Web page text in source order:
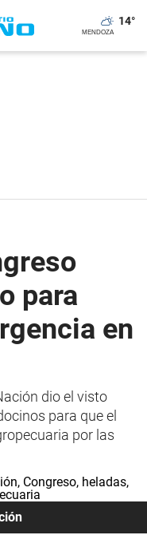
14°
para
en
dio el visto
para que el
por las